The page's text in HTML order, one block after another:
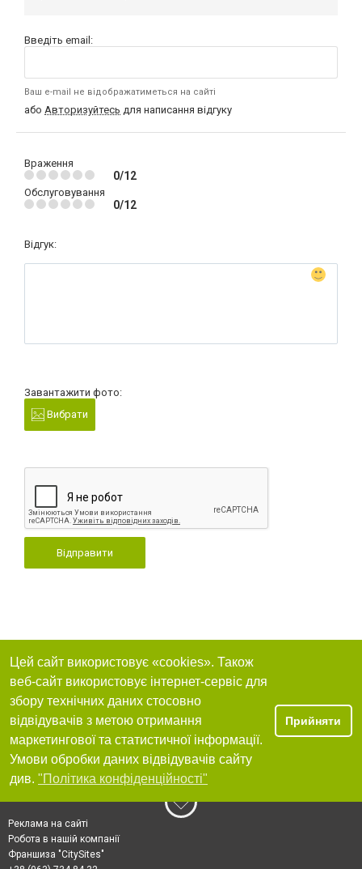
Введіть email:
Ваш e-mail не відображатиметься на сайті
або Авторизуйтесь для написання відгуку
Враження
0/12
Обслуговування
0/12
Відгук:
Завантажити фото:
Вибрати
Відправити
Цей сайт використовує «cookies». Також
веб-сайт використовує інтернет-сервіс для
збору технічних даних стосовно
відвідувачів з метою отримання
маркетингової та статистичної інформації.
Умови обробки даних відвідувачів сайту
див. "Політика конфіденційності"
Прийняти
Реклама на сайті
Робота в нашій компанії
Франшиза "CitySites"